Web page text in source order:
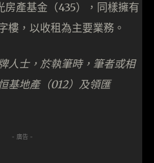
房產基金（435），同樣擁有
樓，以收租為主要業務。
人士，於執筆時，筆者或相
基地產（012）及領匯
- 廣告 -